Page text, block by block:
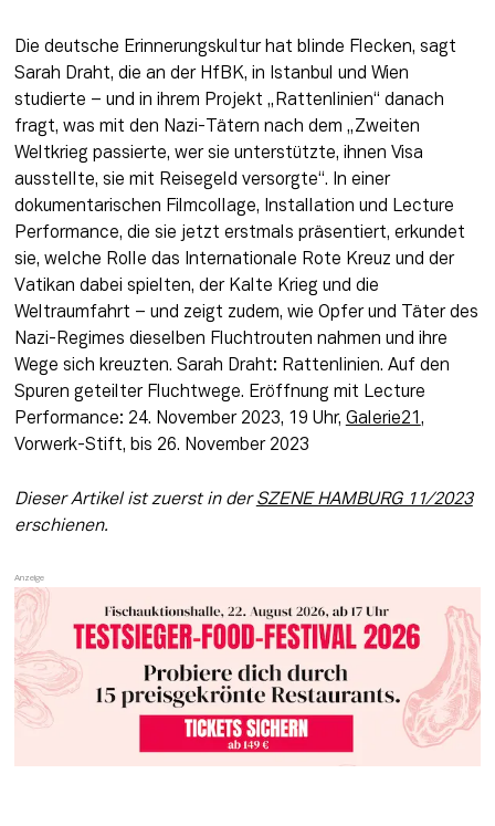
Die deutsche Erinnerungskultur hat blinde Flecken, sagt
Sarah Draht, die an der HfBK, in Istanbul und Wien
studierte – und in ihrem Projekt „Rattenlinien“ danach
fragt, was mit den Nazi-Tätern nach dem „Zweiten
Weltkrieg passierte, wer sie unterstützte, ihnen Visa
ausstellte, sie mit Reisegeld versorgte“. In einer
dokumentarischen Filmcollage, Installation und Lecture
Performance, die sie jetzt erstmals präsentiert, erkundet
sie, welche Rolle das Internationale Rote Kreuz und der
Vatikan dabei spielten, der Kalte Krieg und die
Weltraumfahrt – und zeigt zudem, wie Opfer und Täter des
Nazi-Regimes dieselben Fluchtrouten nahmen und ihre
Wege sich kreuzten. Sarah Draht: Rattenlinien. Auf den
Spuren geteilter Fluchtwege. Eröffnung mit Lecture
Performance: 24. November 2023, 19 Uhr, Galerie21 ,
Vorwerk-Stift, bis 26. November 2023
Dieser Artikel ist zuerst in der SZENE HAMBURG 11/2023
erschienen.